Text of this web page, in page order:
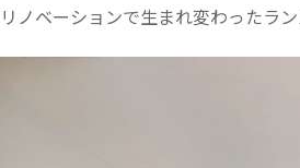
リノベーションで生まれ変わったラ